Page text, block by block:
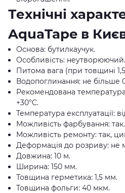
Технічні
AquaTape в
Основа: бутилкаучук.
Особливість: неутворюючий.
Питома вага (при товщині
Водопоглинання: не більше
Рекомендована
+30°C.
Температура експлуатації:
Можливість фарбування: так.
Можливість ремонту: так,
Деформація до розриву: не
Довжина: 10 м.
Ширина: 150 мм.
Товщина герметика: 1,5 мм.
Товщина фольги: 40 мкм.